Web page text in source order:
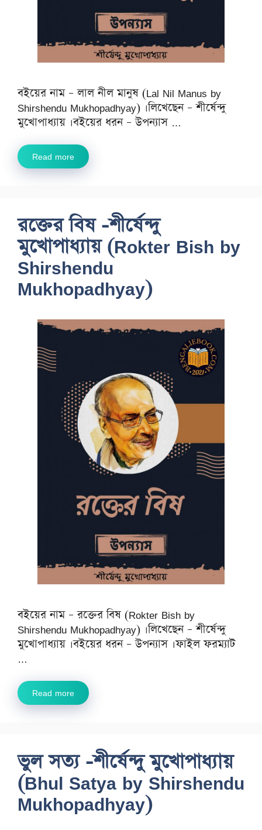
বইয়ের নাম – লাল নীল মানুষ (Lal Nil Manus by
Shirshendu Mukhopadhyay) ।লিখেছেন – শীর্ষেন্দু
মুখোপাধ্যায় ।বইয়ের ধরন – উপন্যাস …
Read more
রক্তের বিষ -শীর্ষেন্দু
মুখোপাধ্যায় (Rokter Bish by
Shirshendu
Mukhopadhyay)
বইয়ের নাম – রক্তের বিষ (Rokter Bish by
Shirshendu Mukhopadhyay) ।লিখেছেন – শীর্ষেন্দু
মুখোপাধ্যায় ।বইয়ের ধরন – উপন্যাস ।ফাইল ফরম্যাট
…
Read more
ভুল সত্য -শীর্ষেন্দু মুখোপাধ্যায়
(Bhul Satya by Shirshendu
Mukhopadhyay)